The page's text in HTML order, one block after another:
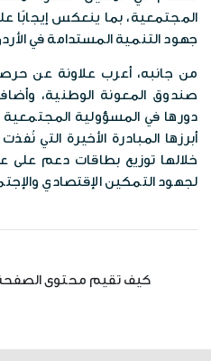
اتصل بنا
النشرات المعرفية
المجتمعية، بما ينعكس إيجابًا
جهود التنمية المستدامة في
من جانبه، أعرب علاونة عن
صندوق المعونة الوطنية،
دورها في المسؤولية
أبرزها المبادرة الأخيرة التي
خلالها توزيع بطاقات دعم على
لجهود التمكين الإقتصادي
كيف تقيم محتوى